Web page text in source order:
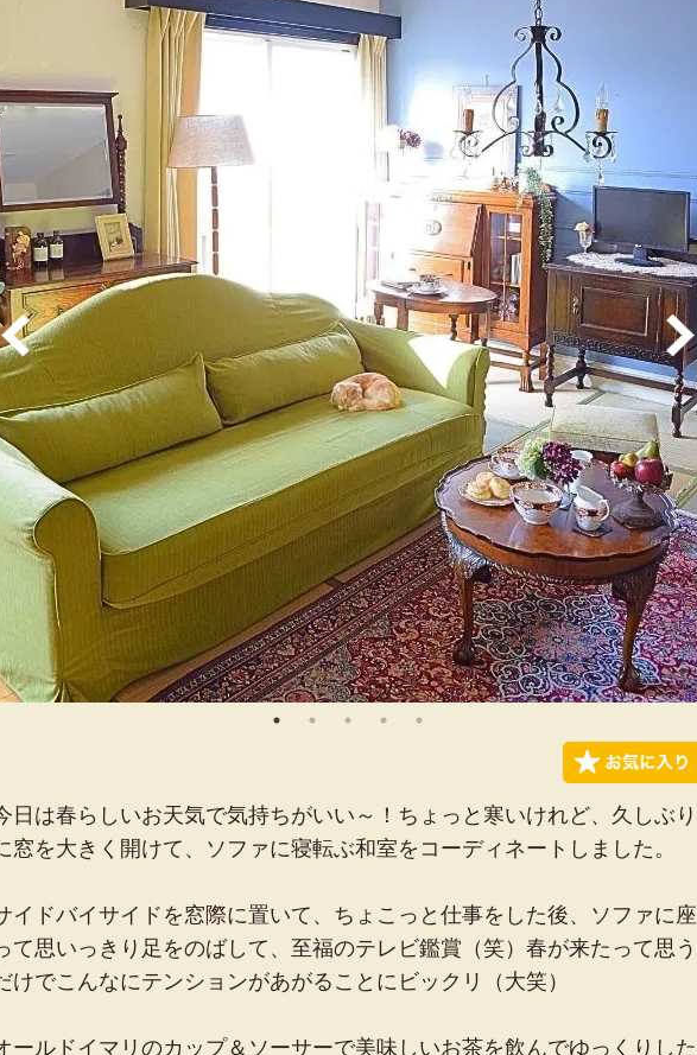
日は春らしいお天気で気持ちがいい～！ちょっと寒いけれど、久しぶり
窓を大きく開けて、ソファに寝転ぶ和室をコーディネートしました。
イドバイサイドを窓際に置いて、ちょこっと仕事をした後、ソファに座
て思いっきり足をのばして、至福のテレビ鑑賞（笑）春が来たって思う
けでこんなにテンションがあがることにビックリ（大笑）
ールドイマリのカップ＆ソーサーで美味しいお茶を飲んでゆっくりした